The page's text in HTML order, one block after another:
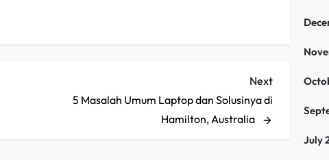
Next
Next
5 Masalah Umum Laptop dan Solusinya di
Hamilton, Australia
July